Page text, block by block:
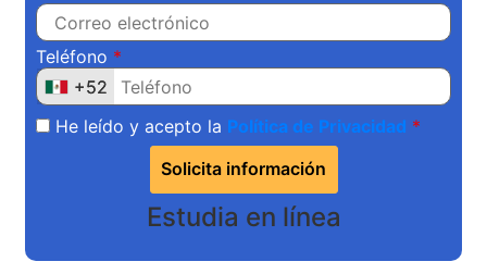
Teléfono
+52
+52
He leído y acepto la Política de Privacidad
Solicita información
Estudia en línea